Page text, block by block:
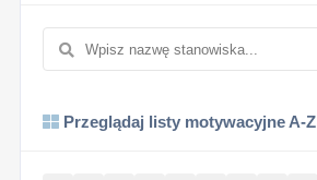
Przeglądaj listy motywacyjne A-Z